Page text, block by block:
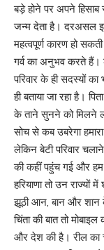
बड़े होने पर अपने
जन्म देता है। दरअसल
महत्वपूर्ण कारण हो
गर्व का अनुभव करते हैं।
परिवार के ही सदस्यों
ही बताया जा रहा है।
के ताने सुनने को मिलने
सोच से कब उबरेगा
लेकिन बेटी परिवार
की कहीं पहुंच गई और
हरियाणा तो उन राज्यों
झूठी आन, बान और शान
चिंता की बात तो
और देश की है। रील का